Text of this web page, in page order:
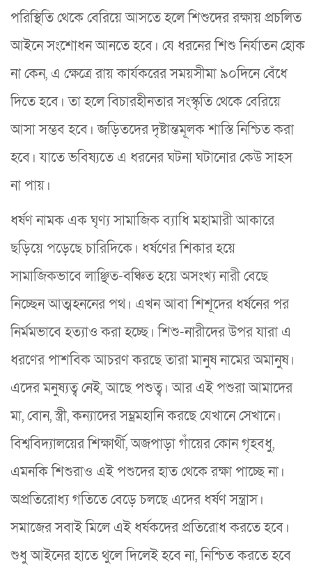
পরিস্থিতি থেকে বেরিয়ে আসতে হলে শিশুদের রক্ষায় প্রচলিত
আইনে সংশোধন আনতে হবে। যে ধরনের শিশু নির্যাতন হোক
না কেন, এ ক্ষেত্রে রায় কার্যকরের সময়সীমা ৯০দিনে বেঁধে
দিতে হবে। তা হলে বিচারহীনতার সংস্কৃতি থেকে বেরিয়ে
আসা সম্ভব হবে। জড়িতদের দৃষ্টান্তমূলক শাস্তি নিশ্চিত করা
হবে। যাতে ভবিষ্যতে এ ধরনের ঘটনা ঘটানোর কেউ সাহস
না পায়।
ধর্ষণ নামক এক ঘৃণ্য সামাজিক ব্যাধি মহামারী আকারে
ছড়িয়ে পড়েছে চারিদিকে। ধর্ষণের শিকার হয়ে
সামাজিকভাবে লাঞ্ছিত-বঞ্চিত হয়ে অসংখ্য নারী বেছে
নিচ্ছেন আত্মহননের পথ। এখন আবা শিশূদের ধর্ষনের পর
নির্মমভাবে হত্যাও করা হচ্ছে। শিশু-নারীদের উপর যারা এ
ধরণের পাশবিক আচরণ করছে তারা মানুষ নামের অমানুষ।
এদের মনুষ্যত্ব নেই, আছে পশুত্ব। আর এই পশুরা আমাদের
মা, বোন, স্ত্রী, কন্যাদের সম্ভ্রমহানি করছে যেখানে সেখানে।
বিশ্ববিদ্যালয়ের শিক্ষার্থী, অজপাড়া গাঁয়ের কোন গৃহবধু,
এমনকি শিশুরাও এই পশুদের হাত থেকে রক্ষা পাচ্ছে না।
অপ্রতিরোধ্য গতিতে বেড়ে চলছে এদের ধর্ষণ সন্ত্রাস।
সমাজের সবাই মিলে এই ধর্ষকদের প্রতিরোধ করতে হবে।
শুধু আইনের হাতে থুলে দিলেই হবে না, নিশ্চিত করতে হবে